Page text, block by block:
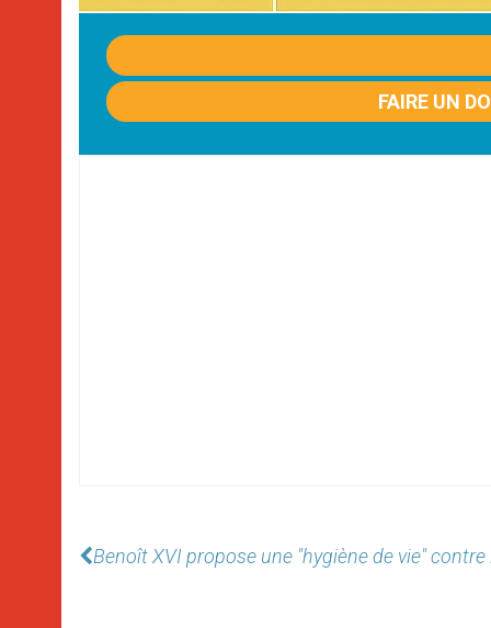
FAIRE UN
Benoît XVI propose une "hygiène de vie"